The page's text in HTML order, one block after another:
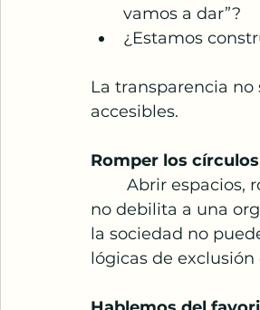
vamos a dar”?
¿Estamos
La transparencia
accesibles.
Romper los
no debilita a una
la sociedad no
lógicas de